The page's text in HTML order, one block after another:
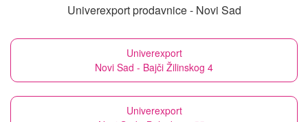
Univerexport prodavnice - Novi Sad
Univerexport
Novi Sad - Bajči Žilinskog 4
Univerexport